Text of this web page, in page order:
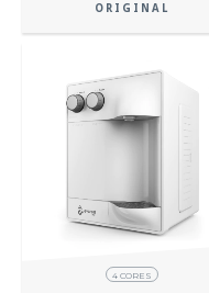
ORIGINAL
4 CORES